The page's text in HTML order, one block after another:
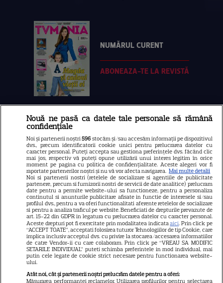
NUMĂRUL CURENT
ABONEAZA-TE LA REVISTĂ
Libertatea
Libertatea pentru femei
GSP
Știri mondene
Avantaje
Elle
Unica
Retete practice
URMĂREȘTE-NE PE
Nouă ne pasă ca datele tale personale să rămână
confidențiale
Noi și partenerii noștri596 stocăm și/sau accesăm informații pe dispozitivul
dvs., precum identificatorii cookie unici pentru prelucrarea datelor cu
caracter personal. Puteți accepta sau gestiona preferințele dvs. făcând clic
mai jos, respectiv vă puteți opune utilizării unui interes legitim în orice
moment pe pagina cu politica de confidențialitate. Aceste alegeri vor fi
raportate partenerilor noștri și nu vă vor afecta navigarea. Mai multe detalii
Noi si partenerii nostri (retelele de socializare si agentiile de publicitate
partenere, precum si furnizorii nostri de servicii de date analitice) prelucram
date pentru a permite website-ului sa functioneze, pentru a personaliza
continutul si anunturile publicitare afisate in functie de interesele si/sau
profilul dvs., pentru a va oferi functionalitati aferente retelelor de socializare
si pentru a analiza traficul pe website. Beneficiati de drepturile prevazute de
art. 15-22 din GDPR in legatura cu prelucrarea datelor cu caracter personal.
Aceste drepturi pot fi exercitate prin modalitatea indicataaici. Prin click pe
“ACCEPT TOATE”, acceptati folosirea tuturor Tehnologiilor de tip Cookie, care
implica inclusiv acceptul dvs. cu privire la stocarea/accesarea informatiilor
de catre Vendor-ii cu care colaboram. Prin click pe “VREAU SA MODIFIC
SETARILE INDIVIDUAL” puteti schimba preferintele in mod individual, mai
putin cele legate de cookie strict necesare pentru functionarea website-
ului.
Atât noi, cât și partenerii noștri prelucrăm datele pentru a oferi:
Măsurarea performanței reclamelor. Utilizarea profilurilor pentru selectarea